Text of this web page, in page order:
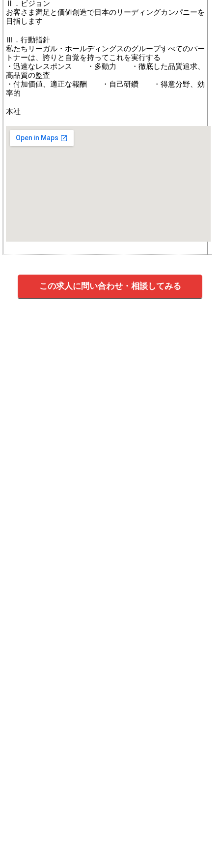
Ⅱ．ビジョン
お客さま満足と価値創造で日本のリーディングカンパニーを
目指します
Ⅲ．行動指針
私たちリーガル・ホールディングスのグループすべてのパー
トナーは、誇りと自覚を持ってこれを実行する
・迅速なレスポンス ・多動力 ・徹底した品質追求、
高品質の監査
・付加価値、適正な報酬 ・自己研鑽 ・得意分野、効
率的
本社
この求人に問い合わせ・相談してみる